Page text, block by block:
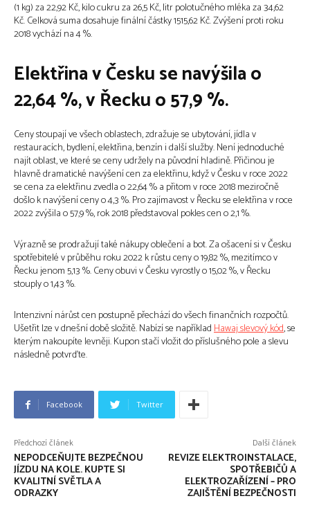
(1 kg) za 22,92 Kč, kilo cukru za 26,5 Kč, litr polotučného mléka za 34,62
Kč. Celková suma dosahuje finální částky 1515,62 Kč. Zvýšení proti roku
2018 vychází na 4 %.
Elektřina v Česku se navýšila o
22,64 %, v Řecku o 57,9 %.
Ceny stoupají ve všech oblastech, zdražuje se ubytování, jídla v
restauracích, bydlení, elektřina, benzín i další služby. Není jednoduché
najít oblast, ve které se ceny udržely na původní hladině. Přičinou je
hlavně dramatické navýšení cen za elektřinu, když v Česku v roce 2022
se cena za elektřinu zvedla o 22,64 % a přitom v roce 2018 meziročně
došlo k navýšení ceny o 4,3 %. Pro zajímavost v Řecku se elektřina v roce
2022 zvýšila o 57,9 %, rok 2018 představoval pokles cen o 2,1 %.
Výrazně se prodražují také nákupy oblečení a bot. Za ošacení si v Česku
spotřebitelé v průběhu roku 2022 k růstu ceny o 19,82 %, mezitímco v
Řecku jenom 5,13 %. Ceny obuvi v Česku vyrostly o 15,02 %, v Řecku
stouply o 1,43 %.
Intenzivní nárůst cen postupně přechází do všech finančních rozpočtů.
Ušetřit lze v dnešní době složitě. Nabízí se napříkladHawaj slevový kód, se
kterým nakoupíte levněji. Kupon stačí vložit do příslušného pole a slevu
následně potvrďte.
Facebook Twitter
Předchozí článek
NEPODCEŇUJTE BEZPEČNOU
JÍZDU NA KOLE. KUPTE SI
KVALITNÍ SVĚTLA A
ODRAZKY
Další článek
REVIZE ELEKTROINSTALACE,
SPOTŘEBIČŮ A
ELEKTROZAŘÍZENÍ – PRO
ZAJIŠTĚNÍ BEZPEČNOSTI